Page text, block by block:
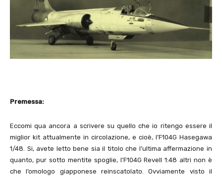
Premessa:
Eccomi qua ancora a scrivere su quello che io ritengo essere il
miglior kit attualmente in circolazione, e cioè, l’F104G Hasegawa
1/48. Si, avete letto bene sia il titolo che l’ultima affermazione in
quanto, pur sotto mentite spoglie, l’F104G Revell 1:48 altri non è
che l’omologo giapponese reinscatolato. Ovviamente visto il